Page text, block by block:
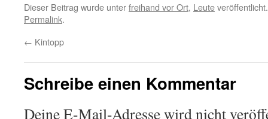
Dieser Beitrag wurde unterfreihand vor Ort, Leute
Permalink.
← Kintopp
Schreibe einen Kommentar
Deine E-Mail-Adresse wird nicht